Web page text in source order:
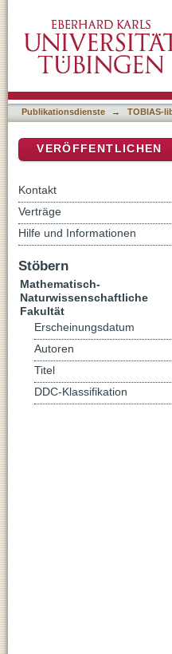
Publikationsdienste → TOBIAS-
VERÖFFENTLICHEN
Kontakt
Verträge
Hilfe und Informationen
Stöbern
Mathematisch-
Naturwissenschaftliche
Fakultät
Erscheinungsdatum
Autoren
Titel
DDC-Klassifikation